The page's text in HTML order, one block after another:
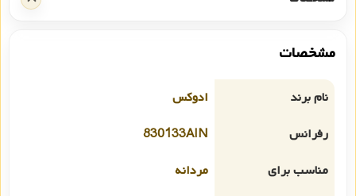
مشخصات
نام برند
ادوکس
رفرانس
830133AIN
مناسب برای
مردانه